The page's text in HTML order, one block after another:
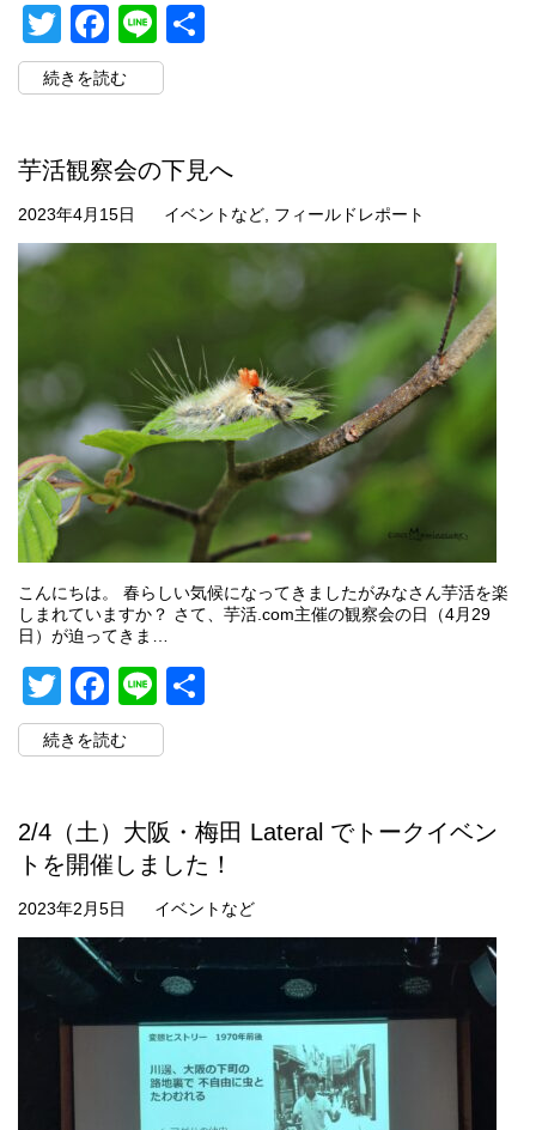
TwitterFacebook
Line
続きを読む
芋活観察会の下見へ
2023年4月15日 イベントなど フィールドレポート
こんにちは。 春らしい気候になってきましたがみなさん芋活を楽
しまれていますか？ さて、芋活.com主催の観察会の日（4月29
日）が迫ってきま…
TwitterFacebook
Line
続きを読む
2/4（土）大阪・梅田 Lateral でトークイベン
トを開催しました！
2023年2月5日 イベントなど